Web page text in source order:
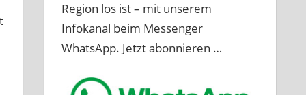
Region los ist – mit unserem
Infokanal beim Messenger
WhatsApp. Jetzt abonnieren …